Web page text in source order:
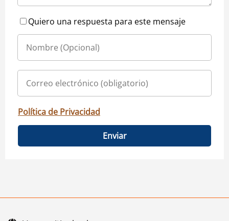
Quiero una respuesta para este mensaje
Política de Privacidad
Enviar